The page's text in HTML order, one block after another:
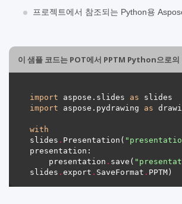
프로젝트에서 참조되는 Python용
이 샘플 코드는 POT에서 PPTM Python으로의
import aspose.slides as
import aspose.pydrawing as
with
slides . Presentation(
    presentation
. save(
slides . export . SaveFormat .